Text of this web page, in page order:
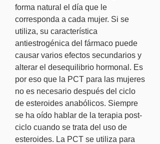
forma natural el día que le
corresponda a cada mujer. Si se
utiliza, su característica
antiestrogénica del fármaco puede
causar varios efectos secundarios y
alterar el desequilibrio hormonal. Es
por eso que la PCT para las mujeres
no es necesario después del ciclo
de esteroides anabólicos. Siempre
se ha oído hablar de la terapia post-
ciclo cuando se trata del uso de
esteroides. La PCT se utiliza para